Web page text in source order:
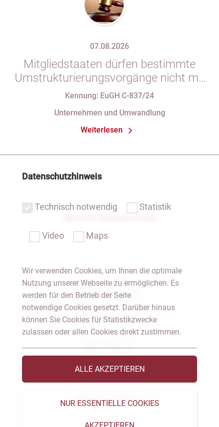
07.08.2026
Mitgliedstaaten dürfen bestimmte
Umstrukturierungsvorgänge nicht mit
indirekten Steuern belasten
Kennung: EuGH C-837/24
Unternehmen und Umwandlung
Weiterlesen
Notar Dresden
Fachgebiete
Das Notariat
Vorträge & Veröffentlichungen
Videos & Podcast
Datenschutzhinweis
Technisch notwendig Statistik
Video Maps
Wir verwenden Cookies, um Ihnen die optimale
Nutzung unserer Webseite zu ermöglichen. Es
werden für den Betrieb der Seite
notwendige Cookies gesetzt. Darüber hinaus
können Sie Cookies für Statistikzwecke
zulassen oder allen Cookies direkt zustimmen.
ALLE AKZEPTIEREN
NUR ESSENTIELLE COOKIES